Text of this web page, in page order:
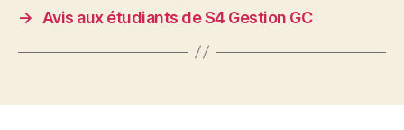
→
Avis aux étudiants de S4 Gestion GC